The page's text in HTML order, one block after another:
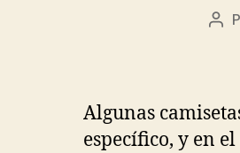
Algunas
específico, y en